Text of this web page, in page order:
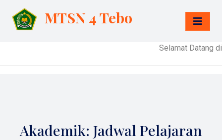
MTSN 4 Tebo
Selamat Datang di
Akademik: Jadwal Pelajaran